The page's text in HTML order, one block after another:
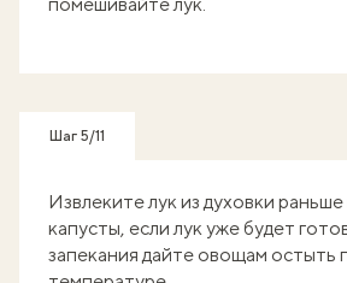
Шаг 5/11
Извлеките лук из духовки
капусты, если лук уже будет
запекания дайте овощам остыть